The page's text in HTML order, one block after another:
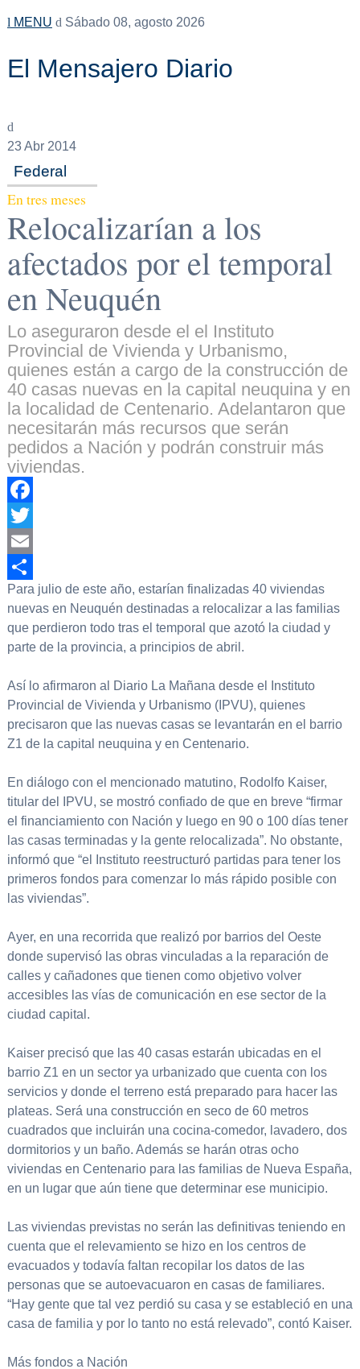
MENU Sábado 08, agosto 2026
El Mensajero Diario
23Abr 2014
Federal
En tres meses
Relocalizarían a los
afectados por el temporal
en Neuquén
Lo aseguraron desde el el Instituto
Provincial de Vivienda y Urbanismo,
quienes están a cargo de la construcción de
40 casas nuevas en la capital neuquina y en
la localidad de Centenario. Adelantaron que
necesitarán más recursos que serán
pedidos a Nación y podrán construir más
viviendas.
Facebook
Twitter
Email
Compartir
Para julio de este año, estarían finalizadas 40 viviendas
nuevas en Neuquén destinadas a relocalizar a las familias
que perdieron todo tras el temporal que azotó la ciudad y
parte de la provincia, a principios de abril.
Así lo afirmaron al Diario La Mañana desde el Instituto
Provincial de Vivienda y Urbanismo (IPVU), quienes
precisaron que las nuevas casas se levantarán en el barrio
Z1 de la capital neuquina y en Centenario.
En diálogo con el mencionado matutino, Rodolfo Kaiser,
titular del IPVU, se mostró confiado de que en breve “firmar
el financiamiento con Nación y luego en 90 o 100 días tener
las casas terminadas y la gente relocalizada”. No obstante,
informó que “el Instituto reestructuró partidas para tener los
primeros fondos para comenzar lo más rápido posible con
las viviendas”.
Ayer, en una recorrida que realizó por barrios del Oeste
donde supervisó las obras vinculadas a la reparación de
calles y cañadones que tienen como objetivo volver
accesibles las vías de comunicación en ese sector de la
ciudad capital.
Kaiser precisó que las 40 casas estarán ubicadas en el
barrio Z1 en un sector ya urbanizado que cuenta con los
servicios y donde el terreno está preparado para hacer las
plateas. Será una construcción en seco de 60 metros
cuadrados que incluirán una cocina-comedor, lavadero, dos
dormitorios y un baño. Además se harán otras ocho
viviendas en Centenario para las familias de Nueva España,
en un lugar que aún tiene que determinar ese municipio.
Las viviendas previstas no serán las definitivas teniendo en
cuenta que el relevamiento se hizo en los centros de
evacuados y todavía faltan recopilar los datos de las
personas que se autoevacuaron en casas de familiares.
“Hay gente que tal vez perdió su casa y se estableció en una
casa de familia y por lo tanto no está relevado”, contó Kaiser.
Más fondos a Nación